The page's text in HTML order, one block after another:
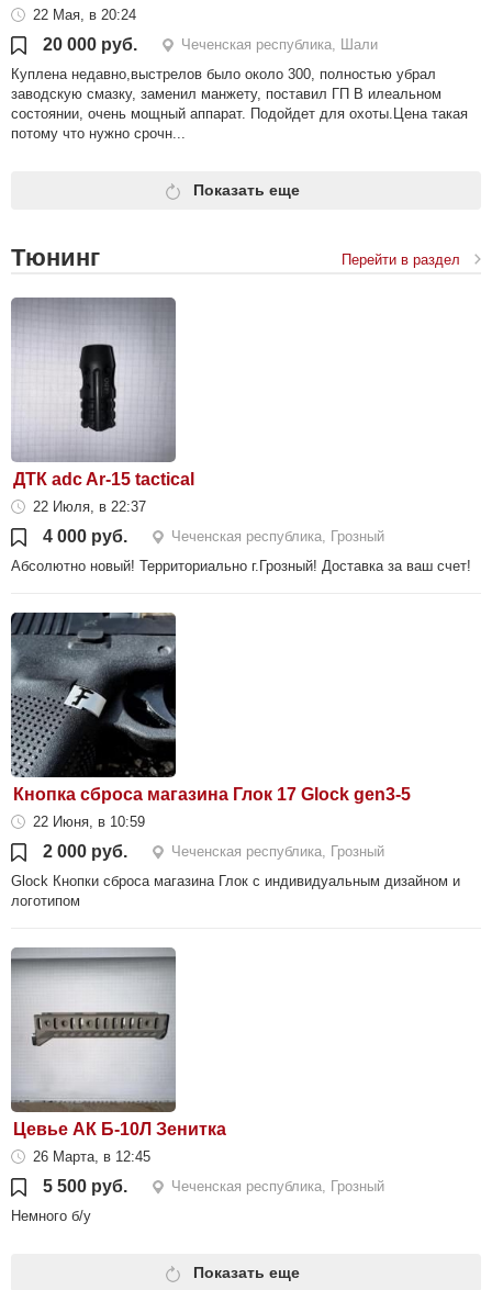
22 Мая, в 20:24
20 000 руб.
Чеченская республика, Шали
Куплена недавно,выстрелов было около 300, полностью убрал
заводскую смазку, заменил манжету, поставил ГП В илеальном
состоянии, очень мощный аппарат. Подойдет для охоты.Цена такая
потому что нужно срочн...
Показать еще
Тюнинг Перейти в раздел
ДТК adc Ar-15 tactical
22 Июля, в 22:37
4 000 руб.
Чеченская республика, Грозный
Абсолютно новый! Территориально г.Грозный! Доставка за ваш счет!
Кнопка сброса магазина Глок 17 Glock gen3-5
22 Июня, в 10:59
2 000 руб.
Чеченская республика, Грозный
Glock Кнопки сброса магазина Глок с индивидуальным дизайном и
логотипом
Цевье АК Б-10Л Зенитка
26 Марта, в 12:45
5 500 руб.
Чеченская республика, Грозный
Немного б/у
Показать еще